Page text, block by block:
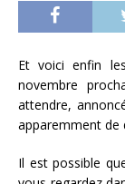
Et voici enfin
novembre
attendre,
apparemment de
Il est possible